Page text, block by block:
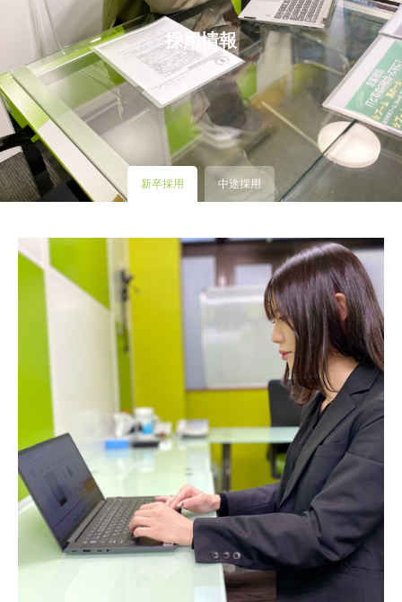
採用情報
新卒採用 中途採用